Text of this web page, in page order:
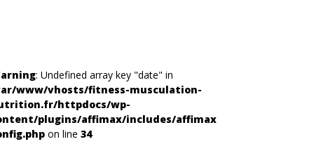
: Undefined array key "date" in
www/vhosts/fitness-musculation-
httpdocs/wp-
plugins/affimax/includes/affimax-
on line 34